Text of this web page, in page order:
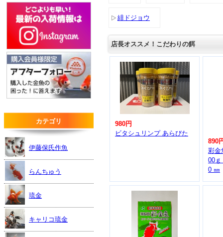
緋ドジョウ
店長オススメ！こだわりの餌
980円
ビタシュリンプ あらびた
890
彩金
00
0 ㎜
カテゴリ
伊藤保氏作魚
らんちゅう
琉金
キャリコ琉金